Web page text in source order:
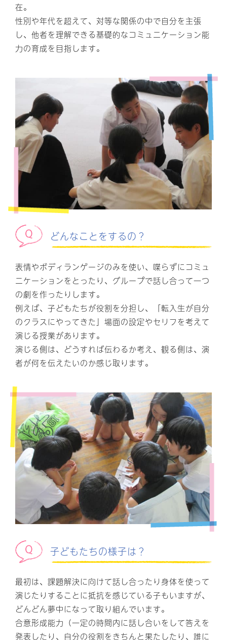
在。
性別や年代を超えて、対等な関係の中で自分を主張
し、他者を理解できる基礎的なコミュニケーション能
力の育成を目指します。
どんなことをするの？
表情やボディランゲージのみを使い、喋らずにコミュ
ニケーションをとったり、グループで話し合って一つ
の劇を作ったりします。
例えば、子どもたちが役割を分担し、「転入生が自分
のクラスにやってきた」場面の設定やセリフを考えて
演じる授業があります。
演じる側は、どうすれば伝わるか考え、観る側は、演
者が何を伝えたいのか感じ取ります。
子どもたちの様子は？
最初は、課題解決に向けて話し合ったり身体を使って
演じたりすることに抵抗を感じている子もいますが、
どんどん夢中になって取り組んでいます。
合意形成能力（一定の時間内に話し合いをして答えを
発表したり、自分の役割をきちんと果たしたり、誰に